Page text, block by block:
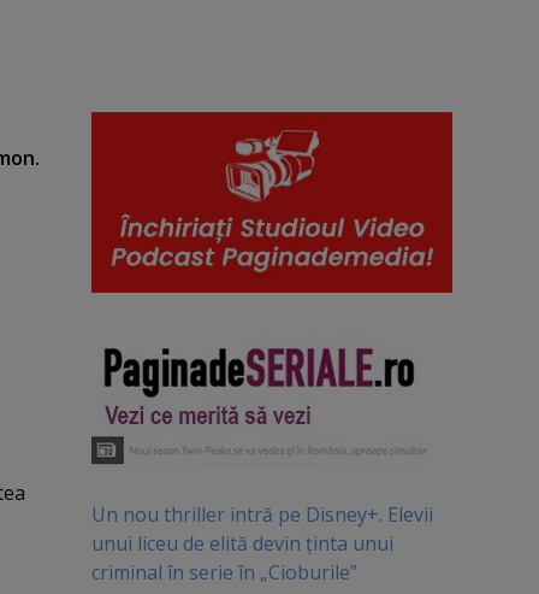
Un nou thriller intră pe Disney+. Elevii
unui liceu de elită devin ținta unui
criminal în serie în „Cioburile”